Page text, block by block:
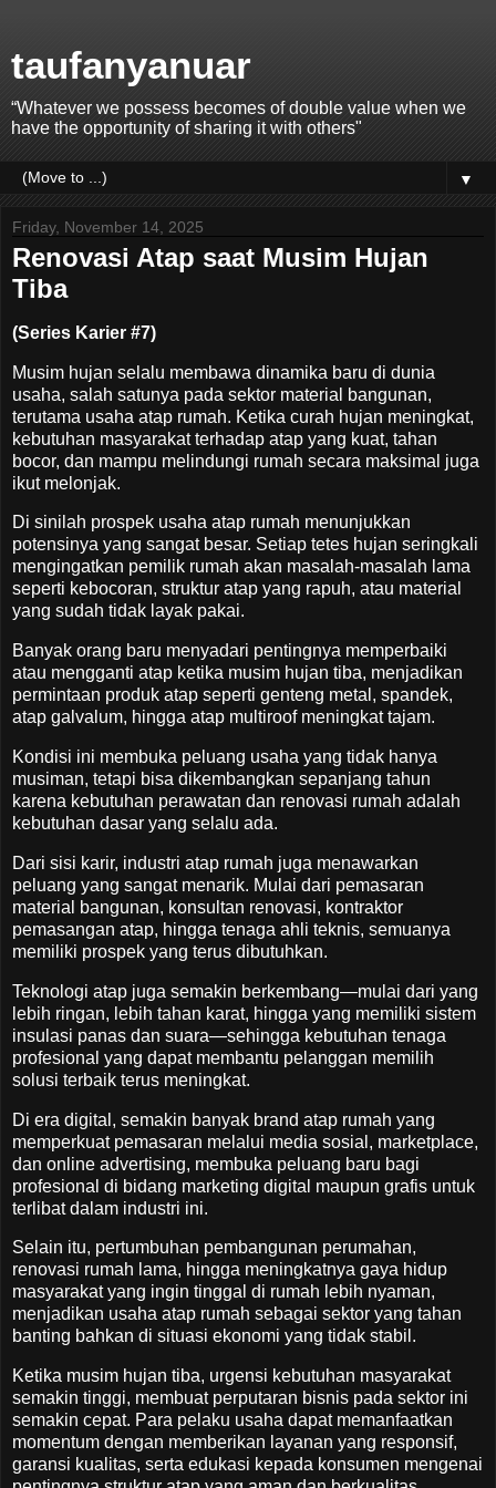
taufanyanuar
“Whatever we possess becomes of double value when we
have the opportunity of sharing it with others"
▼
Friday, November 14, 2025
Renovasi Atap saat Musim Hujan
Tiba
(Series Karier #7)
Musim hujan selalu membawa dinamika baru di dunia
usaha, salah satunya pada sektor material bangunan,
terutama usaha atap rumah. Ketika curah hujan meningkat,
kebutuhan masyarakat terhadap atap yang kuat, tahan
bocor, dan mampu melindungi rumah secara maksimal juga
ikut melonjak.
Di sinilah prospek usaha atap rumah menunjukkan
potensinya yang sangat besar. Setiap tetes hujan seringkali
mengingatkan pemilik rumah akan masalah-masalah lama
seperti kebocoran, struktur atap yang rapuh, atau material
yang sudah tidak layak pakai.
Banyak orang baru menyadari pentingnya memperbaiki
atau mengganti atap ketika musim hujan tiba, menjadikan
permintaan produk atap seperti genteng metal, spandek,
atap galvalum, hingga atap multiroof meningkat tajam.
Kondisi ini membuka peluang usaha yang tidak hanya
musiman, tetapi bisa dikembangkan sepanjang tahun
karena kebutuhan perawatan dan renovasi rumah adalah
kebutuhan dasar yang selalu ada.
Dari sisi karir, industri atap rumah juga menawarkan
peluang yang sangat menarik. Mulai dari pemasaran
material bangunan, konsultan renovasi, kontraktor
pemasangan atap, hingga tenaga ahli teknis, semuanya
memiliki prospek yang terus dibutuhkan.
Teknologi atap juga semakin berkembang—mulai dari yang
lebih ringan, lebih tahan karat, hingga yang memiliki sistem
insulasi panas dan suara—sehingga kebutuhan tenaga
profesional yang dapat membantu pelanggan memilih
solusi terbaik terus meningkat.
Di era digital, semakin banyak brand atap rumah yang
memperkuat pemasaran melalui media sosial, marketplace,
dan online advertising, membuka peluang baru bagi
profesional di bidang marketing digital maupun grafis untuk
terlibat dalam industri ini.
Selain itu, pertumbuhan pembangunan perumahan,
renovasi rumah lama, hingga meningkatnya gaya hidup
masyarakat yang ingin tinggal di rumah lebih nyaman,
menjadikan usaha atap rumah sebagai sektor yang tahan
banting bahkan di situasi ekonomi yang tidak stabil.
Ketika musim hujan tiba, urgensi kebutuhan masyarakat
semakin tinggi, membuat perputaran bisnis pada sektor ini
semakin cepat. Para pelaku usaha dapat memanfaatkan
momentum dengan memberikan layanan yang responsif,
garansi kualitas, serta edukasi kepada konsumen mengenai